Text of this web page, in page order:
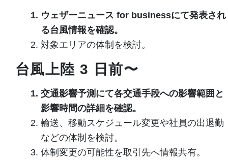
1. ウェザーニュース for businessにて発表され
る台風情報を確認。
2. 対象エリアの体制を検討。
台風上陸 3 日前〜
1. 交通影響予測にて各交通手段への影響範囲と
影響時間の詳細を確認。
2. 輸送、移動スケジュール変更や社員の出退勤
などの体制を検討。
3. 体制変更の可能性を取引先へ情報共有。